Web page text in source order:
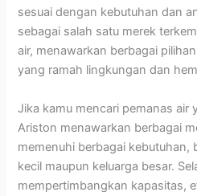
sesuai dengan kebutuhan dan
sebagai salah satu merek
air, menawarkan berbagai
yang ramah lingkungan dan
Jika kamu mencari pemanas air
Ariston menawarkan berbagai
memenuhi berbagai kebutuhan,
kecil maupun keluarga besar.
mempertimbangkan kapasitas,